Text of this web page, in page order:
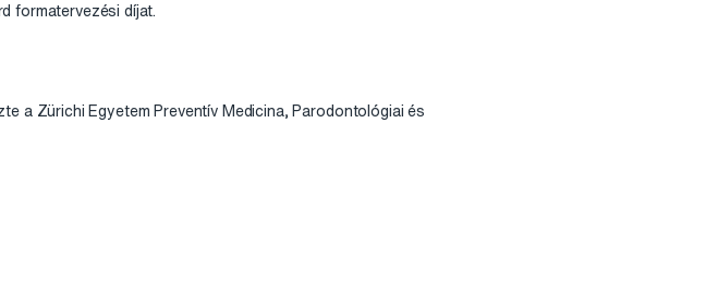
formatervezési díjat.
a Zürichi Egyetem Preventív Medicina, Parodontológiai és